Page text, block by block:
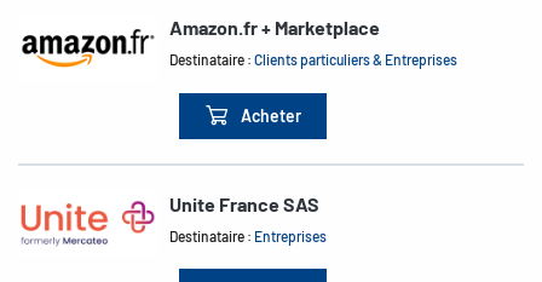
Amazon.fr + Marketplace
Destinataire :Clients particuliers & Entreprises
Acheter
Unite France SAS
Destinataire : Entreprises